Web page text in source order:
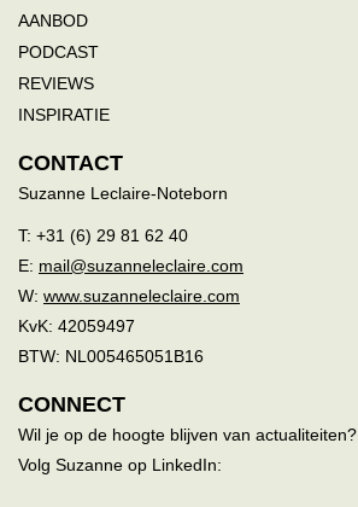
AANBOD
PODCAST
REVIEWS
INSPIRATIE
CONTACT
Suzanne Leclaire-Noteborn
T: +31 (6) 29 81 62 40
E: mail@suzanneleclaire.com
W: www.suzanneleclaire.com
KvK: 42059497
BTW: NL005465051B16
CONNECT
Wil je op de hoogte blijven van actualiteiten?
Volg Suzanne op LinkedIn: